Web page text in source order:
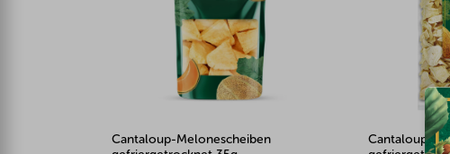
Cantaloup-Melonescheiben
Cantaloup-